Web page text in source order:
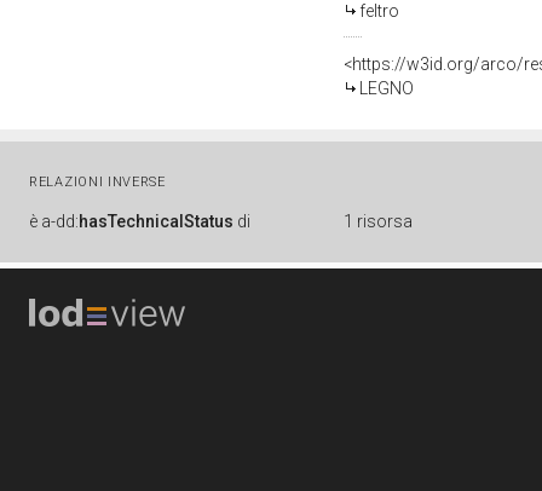
feltro
<https://w3id.org/arco/
LEGNO
RELAZIONI INVERSE
è a-dd:hasTechnicalStatus di 1 risorsa